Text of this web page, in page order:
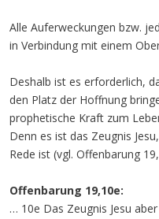
Alle Auferweckungen bzw.
in Verbindung mit einem
Deshalb ist es erforderlich,
den Platz der Hoffnung
prophetische Kraft zum
Denn es ist das Zeugnis
Rede ist (vgl. Offenbarung
Offenbarung 19,10e:
… 10e Das Zeugnis Jesu